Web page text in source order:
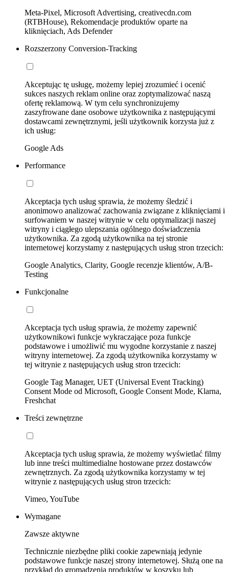
Meta-Pixel, Microsoft Advertising, creativecdn.com
(RTBHouse), Rekomendacje produktów oparte na
kliknięciach, Ads Defender
Rozszerzony Conversion-Tracking
Akceptując tę usługę, możemy lepiej zrozumieć i ocenić
sukces naszych reklam online oraz zoptymalizować naszą
ofertę reklamową. W tym celu synchronizujemy
zaszyfrowane dane osobowe użytkownika z następującymi
dostawcami zewnętrznymi, jeśli użytkownik korzysta już z
ich usług:
Google Ads
Performance
Akceptacja tych usług sprawia, że możemy śledzić i
anonimowo analizować zachowania związane z kliknięciami i
surfowaniem w naszej witrynie w celu optymalizacji naszej
witryny i ciągłego ulepszania ogólnego doświadczenia
użytkownika. Za zgodą użytkownika na tej stronie
internetowej korzystamy z następujących usług stron trzecich:
Google Analytics, Clarity, Google recenzje klientów, A/B-
Testing
Funkcjonalne
Akceptacja tych usług sprawia, że możemy zapewnić
użytkownikowi funkcje wykraczające poza funkcje
podstawowe i umożliwić mu wygodne korzystanie z naszej
witryny internetowej. Za zgodą użytkownika korzystamy w
tej witrynie z następujących usług stron trzecich:
Google Tag Manager, UET (Universal Event Tracking)
Consent Mode od Microsoft, Google Consent Mode, Klarna,
Freshchat
Treści zewnętrzne
Akceptacja tych usług sprawia, że możemy wyświetlać filmy
lub inne treści multimedialne hostowane przez dostawców
zewnętrznych. Za zgodą użytkownika korzystamy w tej
witrynie z następujących usług stron trzecich:
Vimeo, YouTube
Wymagane
Zawsze aktywne
Technicznie niezbędne pliki cookie zapewniają jedynie
podstawowe funkcje naszej strony internetowej. Służą one na
przykład do gromadzenia produktów w koszyku lub